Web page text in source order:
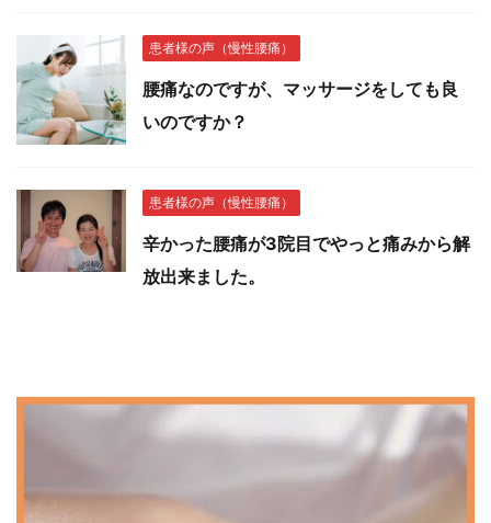
患者様の声（慢性腰痛）
腰痛なのですが、マッサージをしても良
いのですか？
患者様の声（慢性腰痛）
辛かった腰痛が3院目でやっと痛みから解
放出来ました。